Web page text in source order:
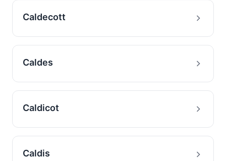
Caldecott
Caldes
Caldicot
Caldis